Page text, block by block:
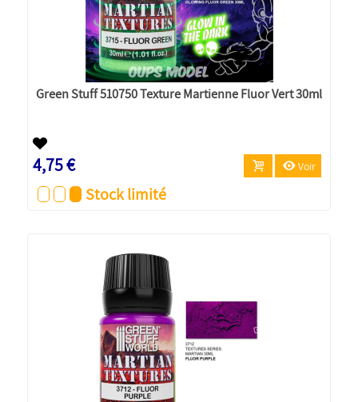
Green Stuff 510750 Texture Martienne Fluor Vert 30ml
4,75 € Voir
Stock limité